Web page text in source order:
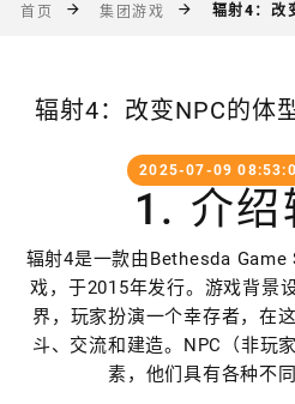
首页 集团游戏 辐射4：改
辐射4：改变NPC的体
2025-07-09
1. 介绍
辐射4是一款由Bethesda
戏，于2015年发行。游戏背景
界，玩家扮演一个幸存者，在
斗、交流和建造。NPC（非玩
素，他们具有各种不